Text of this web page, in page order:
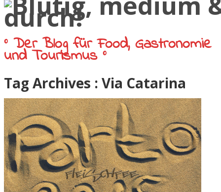
° Der Blog für Food, Gastronomie
und Tourismus °
Tag Archives : Via Catarina